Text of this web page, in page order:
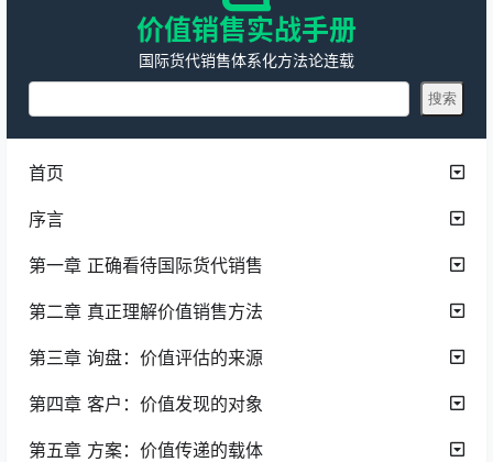
价值销售实战手册
国际货代销售体系化方法论连载
首页
序言
第一章 正确看待国际货代销售
第二章 真正理解价值销售方法
第三章 询盘：价值评估的来源
第四章 客户：价值发现的对象
第五章 方案：价值传递的载体